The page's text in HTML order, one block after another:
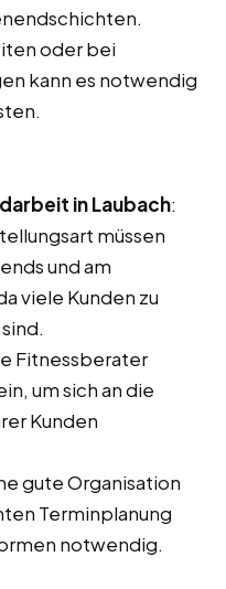
oder bei
kann es notwendig
in Laubach:
müssen
und am
viele Kunden zu
Fitnessberater
um sich an die
Kunden
gute Organisation
Terminplanung
notwendig.